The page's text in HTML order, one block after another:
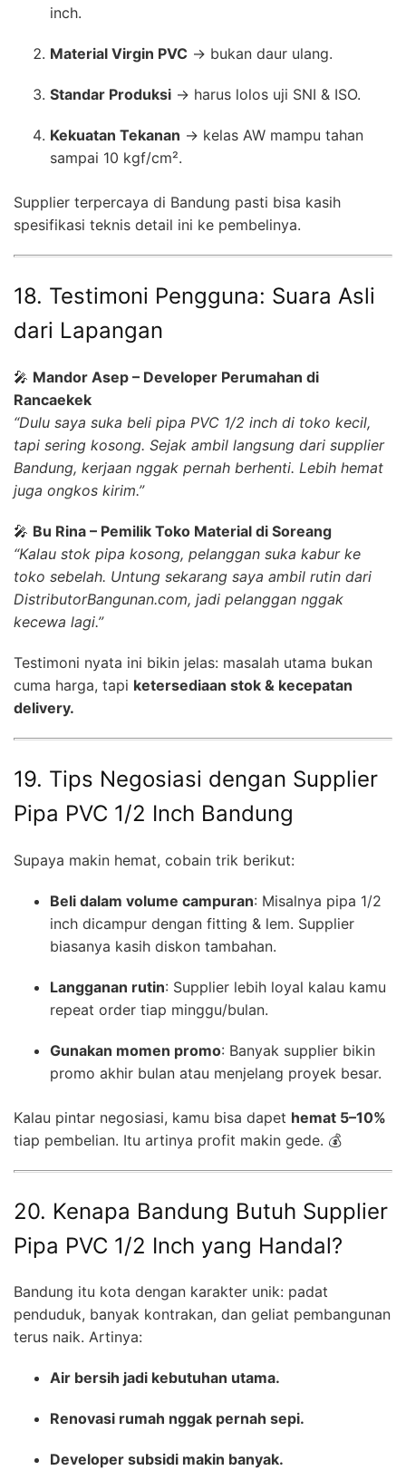
inch.
Material Virgin PVC → bukan daur ulang.
Standar Produksi → harus lolos uji SNI & ISO.
Kekuatan Tekanan → kelas AW mampu tahan
sampai 10 kgf/cm².
Supplier terpercaya di Bandung pasti bisa kasih
spesifikasi teknis detail ini ke pembelinya.
18. Testimoni Pengguna: Suara Asli
dari Lapangan
🎤 Mandor Asep – Developer Perumahan di
Rancaekek
“Dulu saya suka beli pipa PVC 1/2 inch di toko kecil,
tapi sering kosong. Sejak ambil langsung dari supplier
Bandung, kerjaan nggak pernah berhenti. Lebih hemat
juga ongkos kirim.”
🎤 Bu Rina – Pemilik Toko Material di Soreang
“Kalau stok pipa kosong, pelanggan suka kabur ke
toko sebelah. Untung sekarang saya ambil rutin dari
DistributorBangunan.com, jadi pelanggan nggak
kecewa lagi.”
Testimoni nyata ini bikin jelas: masalah utama bukan
cuma harga, tapi ketersediaan stok & kecepatan
delivery.
19. Tips Negosiasi dengan Supplier
Pipa PVC 1/2 Inch Bandung
Supaya makin hemat, cobain trik berikut:
Beli dalam volume campuran: Misalnya pipa 1/2
inch dicampur dengan fitting & lem. Supplier
biasanya kasih diskon tambahan.
Langganan rutin: Supplier lebih loyal kalau kamu
repeat order tiap minggu/bulan.
Gunakan momen promo: Banyak supplier bikin
promo akhir bulan atau menjelang proyek besar.
Kalau pintar negosiasi, kamu bisa dapet hemat 5–10%
tiap pembelian. Itu artinya profit makin gede. 💰
20. Kenapa Bandung Butuh Supplier
Pipa PVC 1/2 Inch yang Handal?
Bandung itu kota dengan karakter unik: padat
penduduk, banyak kontrakan, dan geliat pembangunan
terus naik. Artinya:
Air bersih jadi kebutuhan utama.
Renovasi rumah nggak pernah sepi.
Developer subsidi makin banyak.